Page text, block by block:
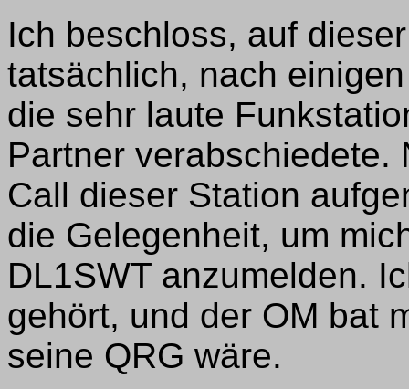
Ich beschloss, auf
tatsächlich, nach
die sehr laute
Partner verabschiedete.
Call dieser Station
die Gelegenheit, um
DL1SWT anzumelden.
gehört, und der OM bat
seine QRG wäre.